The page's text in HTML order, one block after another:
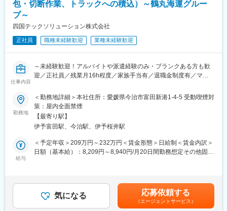
銅山に働く人々の生活物資を供給していくことを目的に「青野回
漕店」を創業したことに始まります。以来、事業を通じて広く社
す。また内航海運業界にあっては、とりわけ「特殊タンク船輸送
のパイオニア」としても大きな存在感を持ち、地元の住友金属鉱
送、船舶代理店業務および港湾荷役業務の重責を担っています。
さらに近年は、外航海運事業に本格進出していく方針をもって、
積極的な事業活動を展開中です。
変更の範囲：会社の定める業務
包・切断作業、トラックへの積込）～鶴丸海運グルー
プ～
四国テックソリューション株式会社
正社員 職種未経験歓迎 業種未経験歓迎
仕事内容
～未経験歓迎！アルバイトや派遣経験のみ・ブランクある方も歓
迎／正社員／残業月16h程度／家族手当有／退職金制度有／マイ
■業務概要：
当社では、石膏ボードを取り扱う倉庫内での作業を担当していた
だける方を募集しています。
具体的には、製品の梱包、切断、トラックへの積込作業などを行
っていただきます。
・石膏ボードを採寸し、切断機でカットする作業も行って頂きま
す。
・フォークリフトを用いた石膏ボードの倉庫内の運搬やトラック
勤務地
＜勤務地詳細＞本社住所：愛媛県今治市富田新港1-4-5 受動喫煙対
策：屋内全面禁煙
【最寄り駅】
伊予富田駅、今治駅、伊予桜井駅
給与
＜予定年収＞209万円～232万円＜賃金形態＞日給制＜賃金内訳＞
日額（基本給）：8,209円～8,940円/月20日間勤務想定その他固定
しています。■賞与：制度あり（夏・冬支給）■昇給：あり（年1
回、4月）※昇給・賞与は事業業績及び本人の能力により判断いた
します。■家族手当：配偶者6千円、第一子1.5千円、第二子以降千
気になる 応募依頼する
（エージェントサービス）